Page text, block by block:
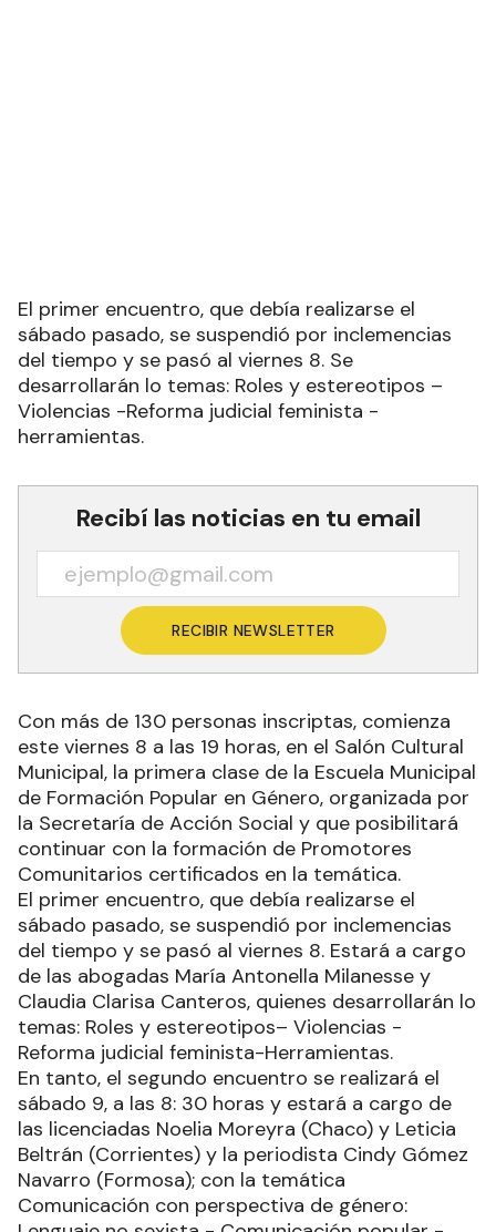
El primer encuentro, que debía realizarse el
sábado pasado, se suspendió por inclemencias
del tiempo y se pasó al viernes 8. Se
desarrollarán lo temas: Roles y estereotipos –
Violencias -Reforma judicial feminista -
herramientas.
Recibí las noticias en tu email
RECIBIR NEWSLETTER
Con más de 130 personas inscriptas, comienza
este viernes 8 a las 19 horas, en el Salón Cultural
Municipal, la primera clase de la Escuela Municipal
de Formación Popular en Género, organizada por
la Secretaría de Acción Social y que posibilitará
continuar con la formación de Promotores
Comunitarios certificados en la temática.
El primer encuentro, que debía realizarse el
sábado pasado, se suspendió por inclemencias
del tiempo y se pasó al viernes 8. Estará a cargo
de las abogadas María Antonella Milanesse y
Claudia Clarisa Canteros, quienes desarrollarán lo
temas: Roles y estereotipos– Violencias -
Reforma judicial feminista-Herramientas.
En tanto, el segundo encuentro se realizará el
sábado 9, a las 8: 30 horas y estará a cargo de
las licenciadas Noelia Moreyra (Chaco) y Leticia
Beltrán (Corrientes) y la periodista Cindy Gómez
Navarro (Formosa); con la temática
Comunicación con perspectiva de género: